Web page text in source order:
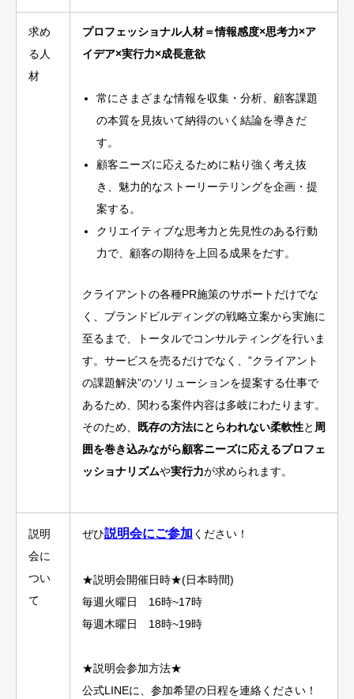
求め
る人
材
プロフェッショナル人材＝情報感度×思考力×ア
イデア×実行力×成長意欲
常にさまざまな情報を収集・分析、顧客課題
の本質を見抜いて納得のいく結論を導きだ
す。
顧客ニーズに応えるために粘り強く考え抜
き、魅力的なストーリーテリングを企画・提
案する。
クリエイティブな思考力と先見性のある行動
力で、顧客の期待を上回る成果をだす。
クライアントの各種PR施策のサポートだけでな
く、ブランドビルディングの戦略立案から実施に
至るまで、トータルでコンサルティングを行いま
す。サービスを売るだけでなく、”クライアント
の課題解決”のソリューションを提案する仕事で
あるため、関わる案件内容は多岐にわたります。
そのため、
既存の方法にとらわれない柔軟性と 周
囲を巻き込みながら顧客ニーズに応えるプロフェ
ッショナリズムや実行力が求められます。
説明
会に
つい
て
ぜひ説明会にご参加 ください！
★説明会開催日時★(日本時間)
毎週火曜日 16時~17時
毎週木曜日 18時~19時
★説明会参加方法★
公式LINEに、参加希望の日程を連絡ください！